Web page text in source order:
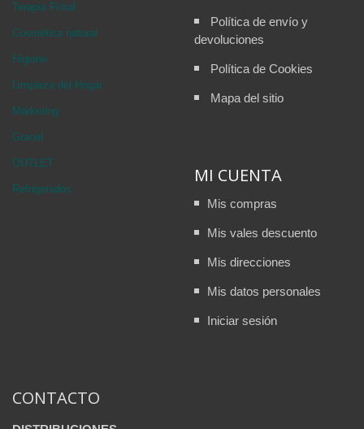
Terapia Floral
Cosmética natural
Higiene
Limpieza del Hogar
Marketing
Granel
OUTLET
Refrigerados
Política de envío y
devoluciones
Política de Cookies
Mapa del sitio
MI CUENTA
Mis compras
Mis vales descuento
Mis direcciones
Mis datos personales
Iniciar sesión
CONTACTO